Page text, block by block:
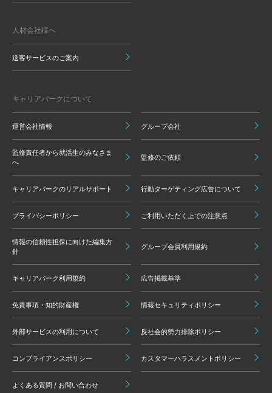
人材会社様へ
送客サービスのご案内
キャリアパークについて
運営会社情報 グループ会社
監修責任者から就活生のみなさま
へ
監修のご依頼
キャリアパークのリアルサポート 行動ターゲティング広告について
プライバシーポリシー ご利用いただく上での注意点
情報の信頼性担保に向けた編集方
針
グループ会員利用規約
キャリアパーク利用規約 広告掲載基準
免責事項・知的財産権 情報セキュリティポリシー
外部サービスの利用について 反社会的勢力排除ポリシー
コンプライアンスポリシー カスタマーハラスメントポリシー
よくある質問 / お問い合わせ